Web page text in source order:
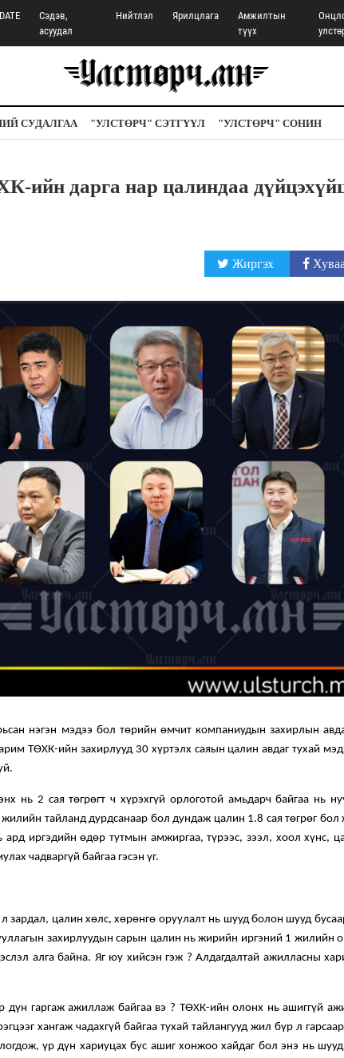
Сэдэв,
асуудал
Нийтлэл Ярилцлага
Амжилтын
түүх
СУДАЛГАА "УЛСТӨРЧ" СЭТГҮҮЛ "УЛСТӨРЧ" СОНИН
ийн дарга нар цалиндаа
Жиргэх
нэгэн мэдээ бол төрийн өмчит компаниудын захирлын
ТӨХК-ийн захирлууд 30 хүртэлх саяын цалин авдаг тухай
нь 2 сая төгрөгт ч хүрэхгүй орлоготой амьдарч байгаа нь
тайланд дурдсанаар бол дундаж цалин 1.8 сая төгрөг бол
иргэдийн өдөр тутмын амжиргаа, түрээс, зээл, хоол хүнс,
чадваргүй байгаа гэсэн үг.
цалин хөлс, хөрөнгө оруулалт нь шууд болон шууд
захирлуудын сарын цалин нь жирийн иргэний 1 жилийн
алга байна. Яг юу хийсэн гэж ? Алдагдалтай ажилласны
гаргаж ажиллаж байгаа вэ ? ТӨХК-ийн олонх нь ашиггүй
хангаж чадахгүй байгаа тухай тайлангууд жил бүр л
үр дүн хариуцах бус ашиг хонжоо хайдаг бол энэ нь шууд